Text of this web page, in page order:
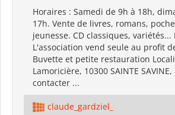
Horaires : Samedi de 9h à 18h,
17h. Vente de livres, romans,
jeunesse. CD classiques, variétés...
L'association vend seule au profit
Buvette et petite restauration
Lamoricière, 10300 SAINTE
contacter ...
claude_gardziel_